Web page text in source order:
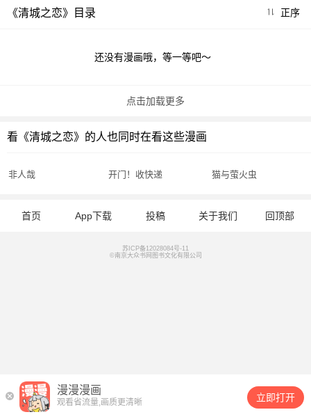
《清城之恋》目录 正序
还没有漫画哦，等一等吧～
点击加载更多
看《清城之恋》的人也同时在看这些漫画
非人哉 开门！收快递 猫与萤火虫
首页 App下载 投稿 关于我们 回顶部
苏ICP备12028084号-11
©南京大众书网图书文化有限公司
漫漫漫画
观看省流量,画质更清晰 立即打开